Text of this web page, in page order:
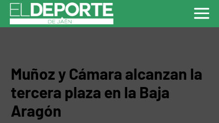
Muñoz y Cámara alcanzan la
tercera plaza en la Baja
Aragón